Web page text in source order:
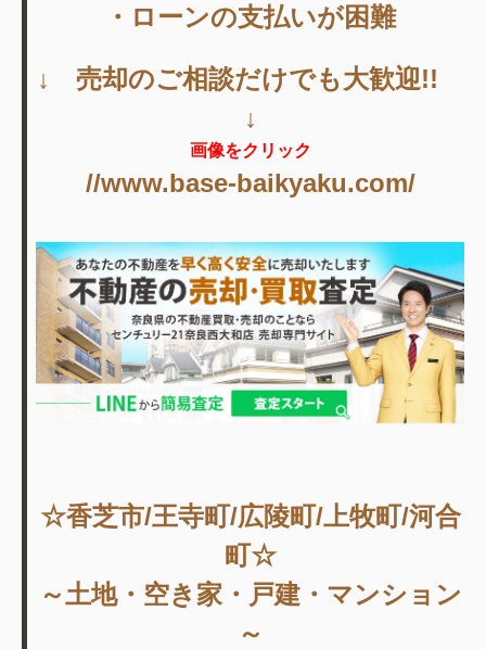
・ローンの支払いが困難
↓ 売却のご相談だけでも大歓迎!!
↓
画像をクリック
//www.base-baikyaku.com/
☆香芝市/王寺町/広陵町/上牧町/河合
町☆
～土地・空き家・戸建・マンション
～